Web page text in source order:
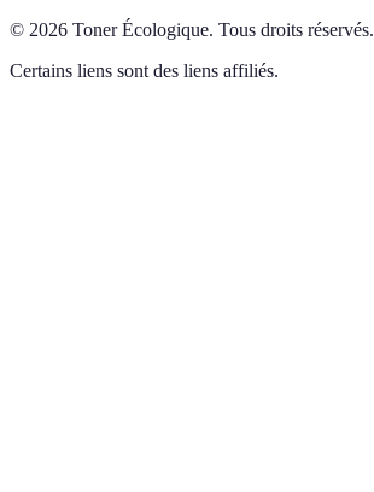
© 2026 Toner Écologique. Tous droits réservés.
Certains liens sont des liens affiliés.